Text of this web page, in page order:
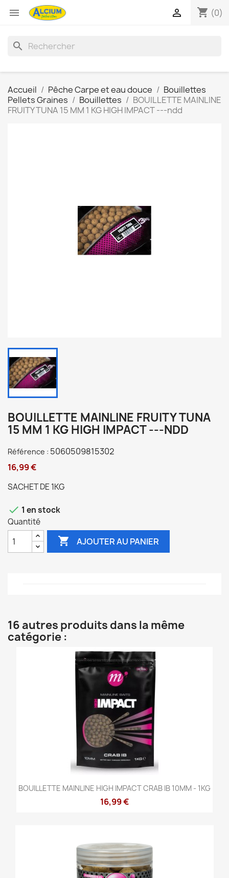
 shopping_cart (0)

search
Accueil Pêche Carpe et eau douce
Bouillettes
Pellets Graines
Bouillettes
BOUILLETTE MAINLINE
FRUITY TUNA 15 MM 1 KG HIGH IMPACT ---ndd
BOUILLETTE MAINLINE FRUITY TUNA
15 MM 1 KG HIGH IMPACT ---NDD
Référence : 5060509815302
16,99 €
SACHET DE 1KG
 1 en stock
Quantité
 AJOUTER AU PANIER
16 autres produits dans la même
catégorie :
BOUILLETTE MAINLINE HIGH IMPACT CRAB IB 10MM - 1KG
16,99 €